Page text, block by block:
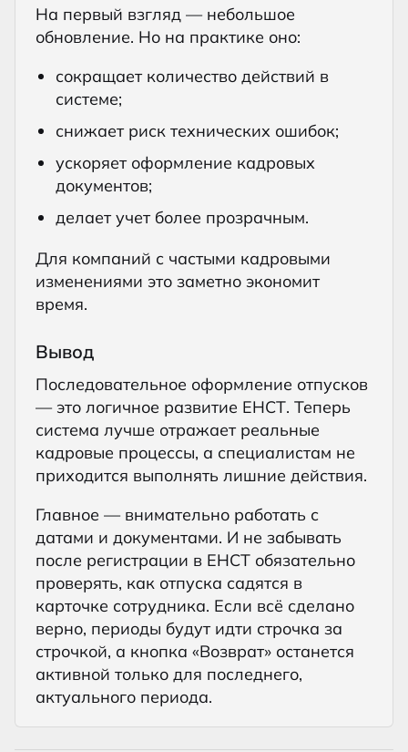
На первый взгляд — небольшое
обновление. Но на практике оно:
сокращает количество действий в
системе;
снижает риск технических ошибок;
ускоряет оформление кадровых
документов;
делает учет более прозрачным.
Для компаний с частыми кадровыми
изменениями это заметно экономит
время.
Вывод
Последовательное оформление отпусков
— это логичное развитие ЕНСТ. Теперь
система лучше отражает реальные
кадровые процессы, а специалистам не
приходится выполнять лишние действия.
Главное — внимательно работать с
датами и документами. И не забывать
после регистрации в ЕНСТ обязательно
проверять, как отпуска садятся в
карточке сотрудника. Если всё сделано
верно, периоды будут идти строчка за
строчкой, а кнопка «Возврат» останется
активной только для последнего,
актуального периода.